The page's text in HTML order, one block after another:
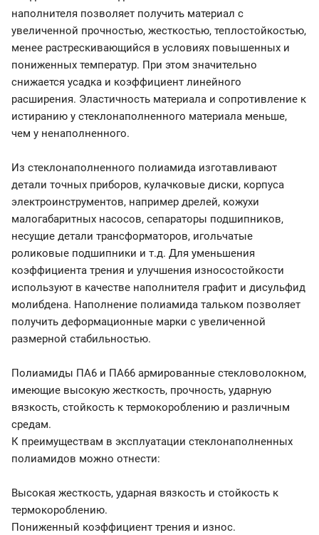
наполнителя позволяет получить материал с
увеличенной прочностью, жесткостью, теплостойкостью,
менее растрескивающийся в условиях повышенных и
пониженных температур. При этом значительно
снижается усадка и коэффициент линейного
расширения. Эластичность материала и сопротивление к
истиранию у стеклонаполненного материала меньше,
чем у ненаполненного.
Из стеклонаполненного полиамида изготавливают
детали точных приборов, кулачковые диски, корпуса
электроинструментов, например дрелей, кожухи
малогабаритных насосов, сепараторы подшипников,
несущие детали трансформаторов, игольчатые
роликовые подшипники и т.д. Для уменьшения
коэффициента трения и улучшения износостойкости
используют в качестве наполнителя графит и дисульфид
молибдена. Наполнение полиамида тальком позволяет
получить деформационные марки с увеличенной
размерной стабильностью.
Полиамиды ПА6 и ПА66 армированные стекловолокном,
имеющие высокую жесткость, прочность, ударную
вязкость, стойкость к термокороблению и различным
средам.
К преимуществам в эксплуатации стеклонаполненных
полиамидов можно отнести:
Высокая жесткость, ударная вязкость и стойкость к
термокороблению.
Пониженный коэффициент трения и износ.